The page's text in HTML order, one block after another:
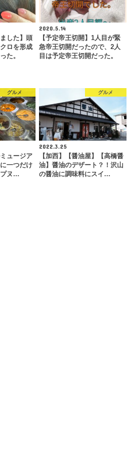
した】頭
ロを形成
た。
2020.5.14
【予定帝王切開】1人目が緊
急帝王切開だったので、2人
目は予定帝王切開だった。
グルメ
ュージア
一つだけ
プヌ…
グルメ
2022.3.25
【加西】【醤油屋】【高橋醤
油】醤油のデザート？！沢山
の醤油に調味料にスイ…